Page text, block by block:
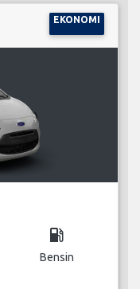
EKONOMI
local_gas_station
Bensin